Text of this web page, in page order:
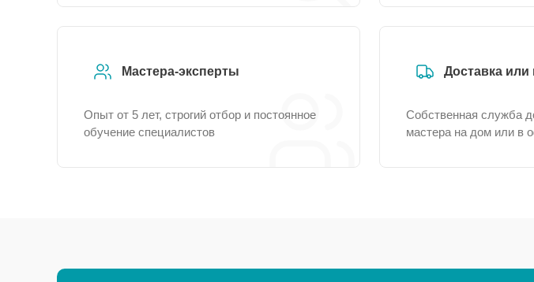
Мастера-эксперты
Опыт от 5 лет, строгий отбор и постоянное
обучение специалистов
Доставка или
Собственная служба
мастера на дом или в